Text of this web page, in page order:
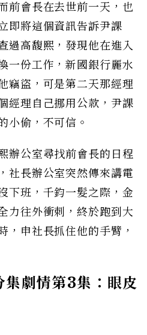
前會長在去世前一天，也
即將這個資訊告訴尹課
過高馥熙，發現他在進入
一份工作，新國銀行麗水
竊盜，可是第二天那經理
經理自己挪用公款，尹課
小偷，不可信。
辦公室尋找前會長的日程
社長辦公室突然傳來講電
下班，千鈞一髮之際，金
力往外衝刺，終於跑到大
，申社長抓住他的手臂，
集劇情第3集：眼皮